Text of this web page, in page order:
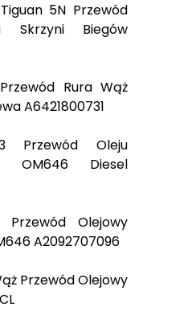
5N Przewód
Skrzyni Biegów
Rura Wąż
A6421800731
Przewód Oleju
OM646 Diesel
Przewód Olejowy
A2092707096
Przewód Olejowy